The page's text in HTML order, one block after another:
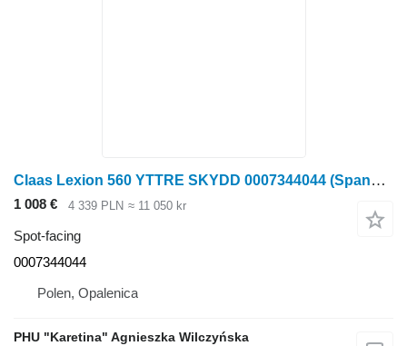
Claas Lexion 560 YTTRE SKYDD 0007344044 (Spannmålstanksskydd) spot-facing till Claas Lexion 560 skördetröska
1 008 € 4 339 PLN ≈ 11 050 kr
Spot-facing
0007344044
Polen, Opalenica
PHU "Karetina" Agnieszka Wilczyńska